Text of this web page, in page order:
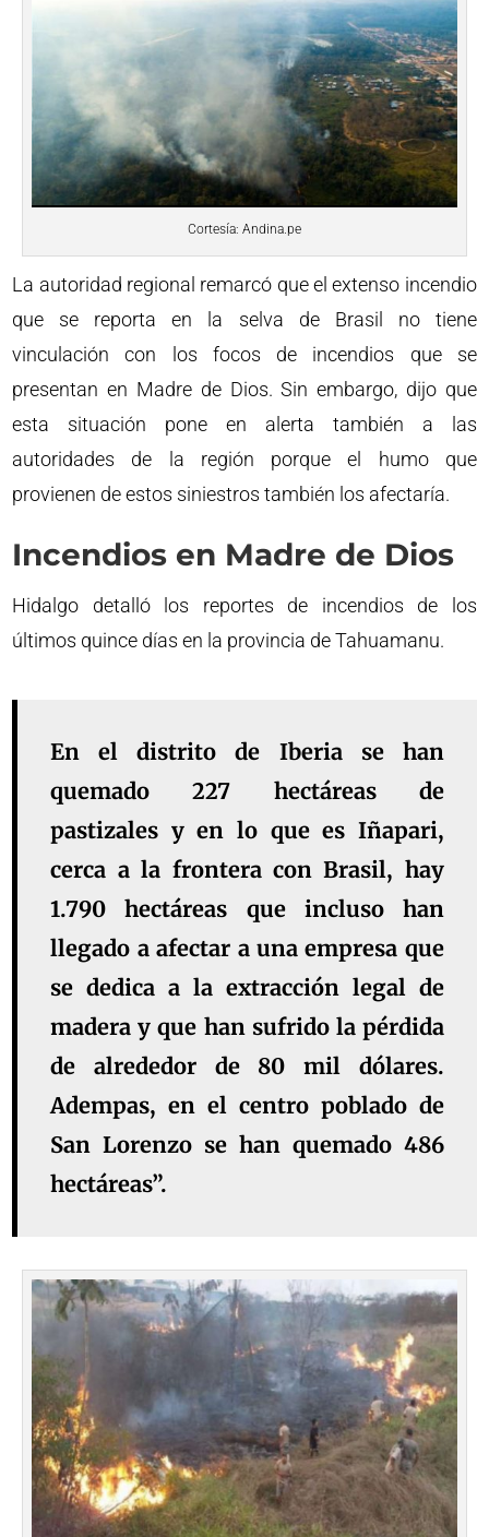
Cortesía: Andina.pe
La autoridad regional remarcó que el extenso incendio
que se reporta en la selva de Brasil no tiene
vinculación con los focos de incendios que se
presentan en Madre de Dios. Sin embargo, dijo que
esta situación pone en alerta también a las
autoridades de la región porque el humo que
provienen de estos siniestros también los afectaría.
Incendios en Madre de Dios
Hidalgo detalló los reportes de incendios de los
últimos quince días en la provincia de Tahuamanu.
En el distrito de Iberia se han
quemado 227 hectáreas de
pastizales y en lo que es Iñapari,
cerca a la frontera con Brasil, hay
1.790 hectáreas que incluso han
llegado a afectar a una empresa que
se dedica a la extracción legal de
madera y que han sufrido la pérdida
de alrededor de 80 mil dólares.
Adempas, en el centro poblado de
San Lorenzo se han quemado 486
hectáreas”.